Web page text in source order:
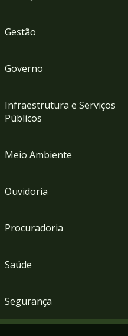
Gestão
Governo
Infraestrutura e Serviços
Públicos
Meio Ambiente
Ouvidoria
Procuradoria
Saúde
Segurança